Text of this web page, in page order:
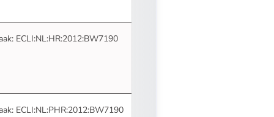
ECLI:NL:HR:2012:BW7190- U verlaat Rechtspraak.nl
ECLI:NL:PHR:2012:BW7190- U verlaat Rechtspraak.nl